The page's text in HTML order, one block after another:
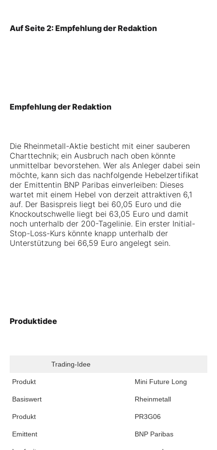
Auf Seite 2: Empfehlung der Redaktion
Empfehlung der Redaktion
Die Rheinmetall-Aktie besticht mit einer sauberen
Charttechnik; ein Ausbruch nach oben könnte
unmittelbar bevorstehen. Wer als Anleger dabei sein
möchte, kann sich das nachfolgende Hebelzertifikat
der Emittentin BNP Paribas einverleiben: Dieses
wartet mit einem Hebel von derzeit attraktiven 6,1
auf. Der Basispreis liegt bei 60,05 Euro und die
Knockoutschwelle liegt bei 63,05 Euro und damit
noch unterhalb der 200-Tagelinie. Ein erster Initial-
Stop-Loss-Kurs könnte knapp unterhalb der
Unterstützung bei 66,59 Euro angelegt sein.
Produktidee
Trading-Idee
Produkt Mini Future Long
Basiswert Rheinmetall
Produkt PR3G06
Emittent BNP Paribas